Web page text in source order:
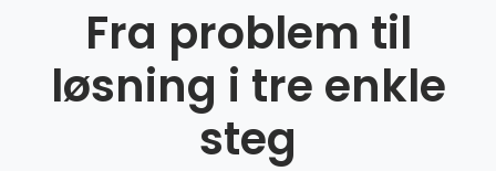
Fra problem til
løsning i tre enkle
steg